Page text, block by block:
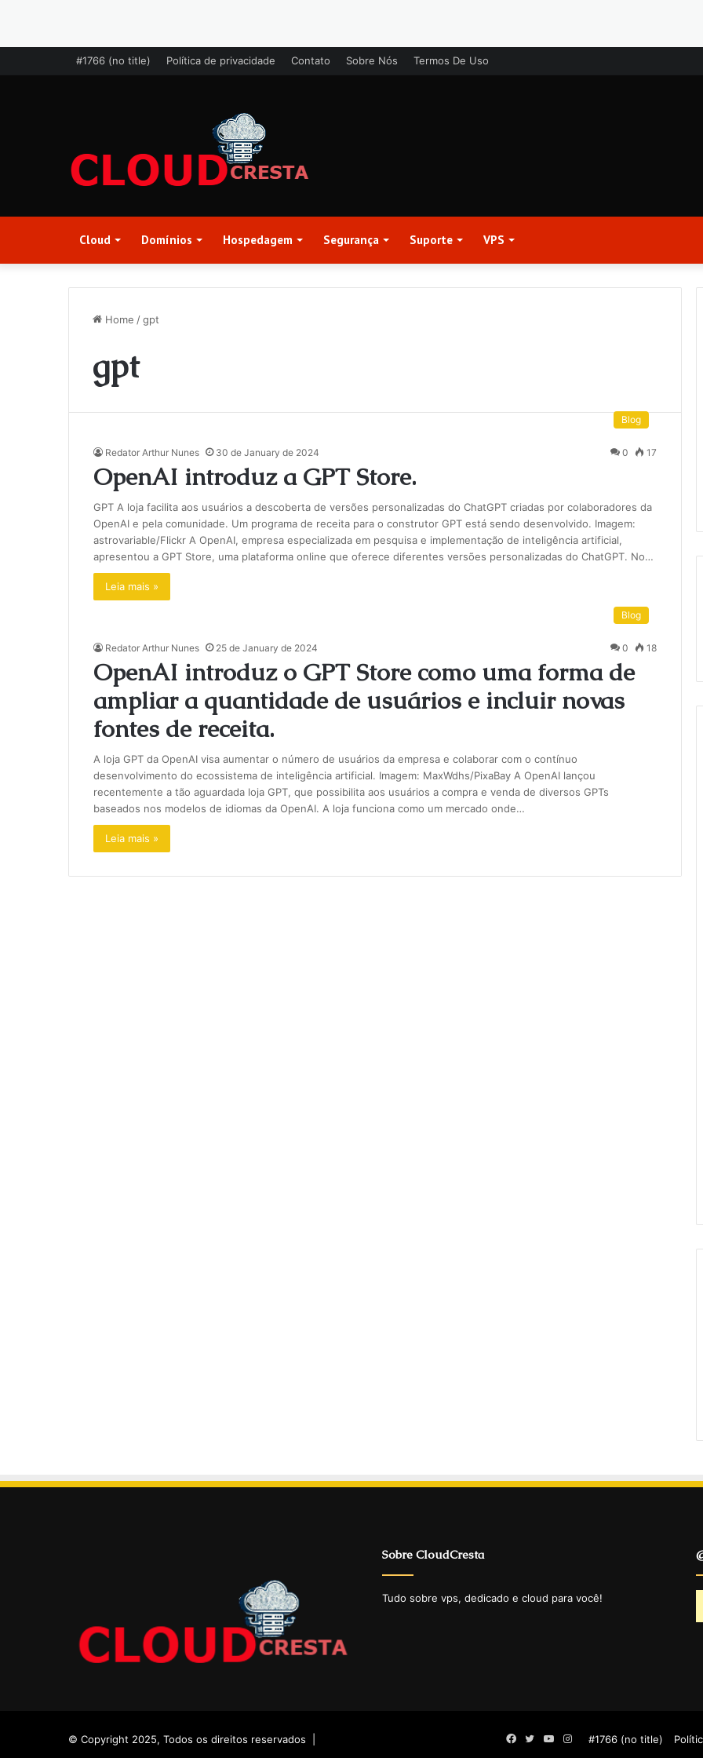
#1766 (no title) Política de privacidade Contato Sobre Nós Termos De Uso
Cloud Domínios Hospedagem Segurança Suporte VPS
Home /gpt
gpt
Blog
Redator Arthur Nunes 30 de January de 2024 0 17
OpenAI introduz a GPT Store.
GPT A loja facilita aos usuários a descoberta de versões personalizadas do ChatGPT criadas por colaboradores da
OpenAI e pela comunidade. Um programa de receita para o construtor GPT está sendo desenvolvido. Imagem:
astrovariable/Flickr A OpenAI, empresa especializada em pesquisa e implementação de inteligência artificial,
apresentou a GPT Store, uma plataforma online que oferece diferentes versões personalizadas do ChatGPT. No…
Leia mais »
Blog
Redator Arthur Nunes 25 de January de 2024 0 18
OpenAI introduz o GPT Store como uma forma de
ampliar a quantidade de usuários e incluir novas
fontes de receita.
A loja GPT da OpenAI visa aumentar o número de usuários da empresa e colaborar com o contínuo
desenvolvimento do ecossistema de inteligência artificial. Imagem: MaxWdhs/PixaBay A OpenAI lançou
recentemente a tão aguardada loja GPT, que possibilita aos usuários a compra e venda de diversos GPTs
baseados nos modelos de idiomas da OpenAI. A loja funciona como um mercado onde…
Leia mais »
Sobre CloudCresta
Tudo sobre vps, dedicado e cloud para você!
© Copyright 2025, Todos os direitos reservados | #1766 (no title)
Facebook
TwitterYouTube
Instagram